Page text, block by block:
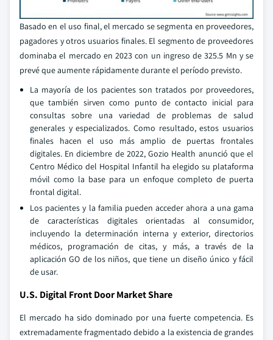
Basado en el uso final, el mercado se segmenta en proveedores,
pagadores y otros usuarios finales. El segmento de proveedores
dominaba el mercado en 2023 con un ingreso de 325.5 Mn y se
prevé que aumente rápidamente durante el período previsto.
La mayoría de los pacientes son tratados por proveedores,
que también sirven como punto de contacto inicial para
consultas sobre una variedad de problemas de salud
generales y especializados. Como resultado, estos usuarios
finales hacen el uso más amplio de puertas frontales
digitales. En diciembre de 2022, Gozio Health anunció que el
Centro Médico del Hospital Infantil ha elegido su plataforma
móvil como la base para un enfoque completo de puerta
frontal digital.
Los pacientes y la familia pueden acceder ahora a una gama
de características digitales orientadas al consumidor,
incluyendo la determinación interna y exterior, directorios
médicos, programación de citas, y más, a través de la
aplicación GO de los niños, que tiene un diseño único y fácil
de usar.
U.S. Digital Front Door Market Share
El mercado ha sido dominado por una fuerte competencia. Es
extremadamente fragmentado debido a la existencia de grandes